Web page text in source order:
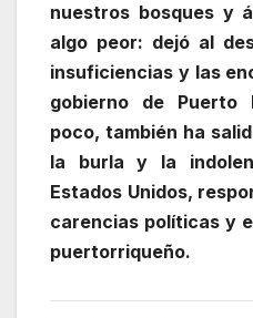
nuestros bosques y
algo peor: dejó al
insuficiencias y las
gobierno de Puerto
poco, también ha
la burla y la
Estados Unidos,
carencias políticas y
puertorriqueño.